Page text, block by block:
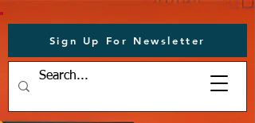
Sign Up For Newsletter